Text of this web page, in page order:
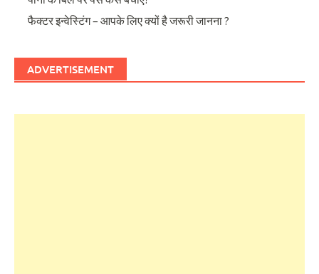
फैक्टर इन्वेस्टिंग – आपके लिए क्यों है जरूरी जानना ?
ADVERTISEMENT